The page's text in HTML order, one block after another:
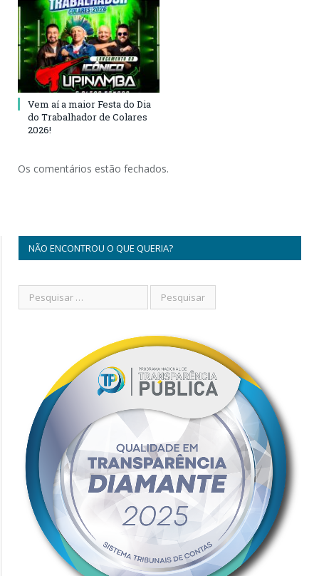
Vem aí a maior Festa do Dia
do Trabalhador de Colares
2026!
Os comentários estão fechados.
NÃO ENCONTROU O QUE QUERIA?